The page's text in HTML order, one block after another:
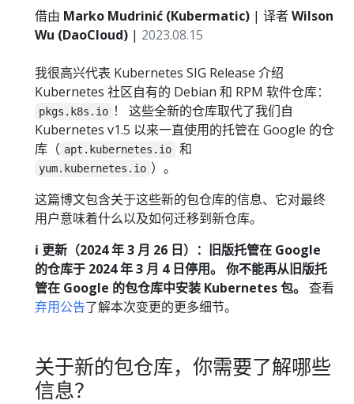
借由 Marko Mudrinić (Kubermatic) | 译者Wilson
Wu (DaoCloud) | 2023.08.15
我很高兴代表 Kubernetes SIG Release 介绍
Kubernetes 社区自有的 Debian 和 RPM 软件仓库：
pkgs.k8s.io ！ 这些全新的仓库取代了我们自
Kubernetes v1.5 以来一直使用的托管在 Google 的仓
库（ apt.kubernetes.io 和
yum.kubernetes.io ）。
这篇博文包含关于这些新的包仓库的信息、它对最终
用户意味着什么以及如何迁移到新仓库。
ℹ️ 更新（2024 年 3 月 26 日）：旧版托管在 Google
的仓库于 2024 年 3 月 4 日停用。 你不能再从旧版托
管在 Google 的包仓库中安装 Kubernetes 包。 查看
弃用公告了解本次变更的更多细节。
关于新的包仓库，你需要了解哪些
信息？